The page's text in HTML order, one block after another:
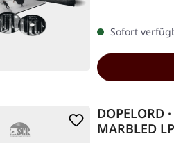
Sofort
DOPELORD
MARBLED LP